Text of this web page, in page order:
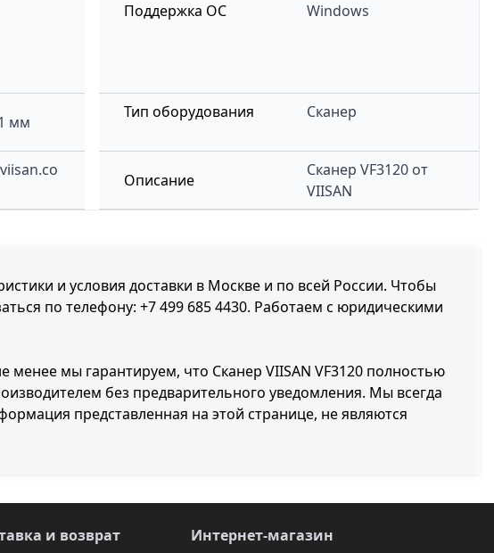
Поддержка ОС Windows
мм
Тип оборудования Сканер
Описание
Сканер VF3120 от
VIISAN
и условия доставки в Москве и по всей России. Чтобы
по телефону: +7 499 685 4430. Работаем с юридическими
менее мы гарантируем, что Сканер VIISAN VF3120 полностью
без предварительного уведомления. Мы всегда
представленная на этой странице, не являются
и возврат
Интернет-магазин